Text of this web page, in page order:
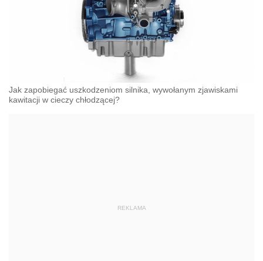
Jak zapobiegać uszkodzeniom silnika, wywołanym zjawiskami
kawitacji w cieczy chłodzącej?